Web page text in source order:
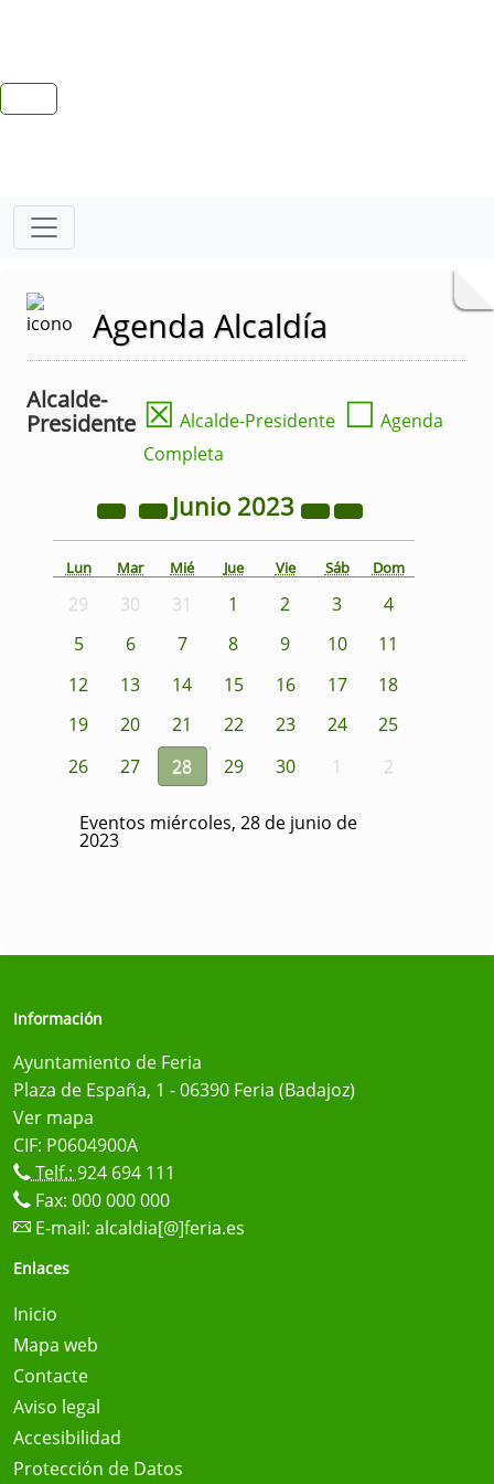
Agenda Alcaldía
Alcalde-
Presidente ☒ Alcalde-Presidente ☐ Agenda
Completa
Junio 2023
Lun Mar Mié Jue Vie Sáb Dom
29 30 31 1 2 3
4
5
6 7 8 9 10
11
12
13 14 15 16 17
18
19
20 21 22 23 24
25
26
27 28 29 30 1 2
Eventos miércoles, 28 de junio de
2023
Información
Ayuntamiento de Feria
Plaza de España, 1 - 06390 Feria (Badajoz)
Ver mapa
CIF: P0604900A
Telf.: 924 694 111
Fax: 000 000 000
E-mail: alcaldia[@]feria.es
Enlaces
Inicio
Mapa web
Contacte
Aviso legal
Accesibilidad
Protección de Datos